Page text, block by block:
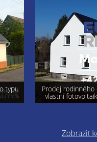
Lípa
Varnsdorf -
Zobrazit